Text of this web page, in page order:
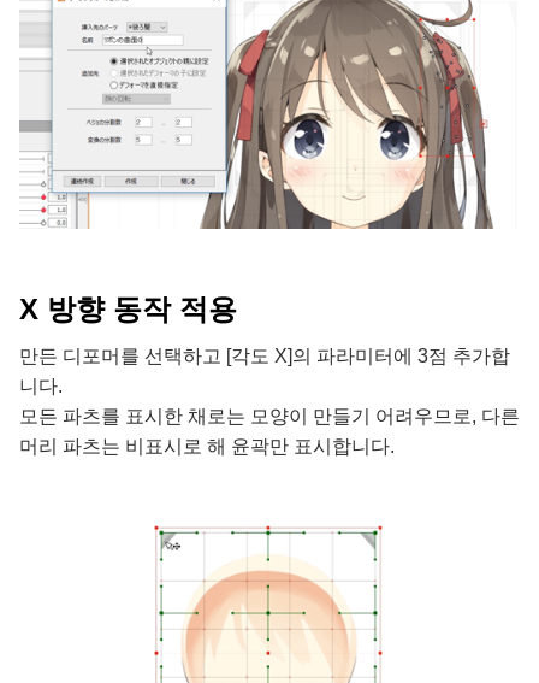
X 방향 동작 적용
만든 디포머를 선택하고 [각도 X]의 파라미터에 3점 추가합
니다.
모든 파츠를 표시한 채로는 모양이 만들기 어려우므로, 다른
머리 파츠는 비표시로 해 윤곽만 표시합니다.